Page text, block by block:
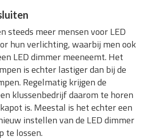
steeds meer mensen voor LED
hun verlichting, waarbij men ook
LED dimmer meeneemt. Het
is echter lastiger dan bij de
Regelmatig krijgen de
klussenbedrijf daarom te horen
is. Meestal is het echter een
instellen van de LED dimmer
te lossen.